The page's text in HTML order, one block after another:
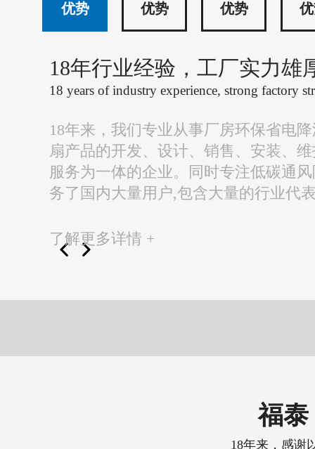
优势
优势
优势
18年行业经验，工厂实力雄
18 years of industry experience, strong factory
18年来，我们专业从事厂房环保省电
扇产品的开发、设计、销售、安装、
服务为一体的企业。同时专注低碳通
务了国内大量用户,包含大量的行业代
了解更多详情 +
福泰
18年来，感谢